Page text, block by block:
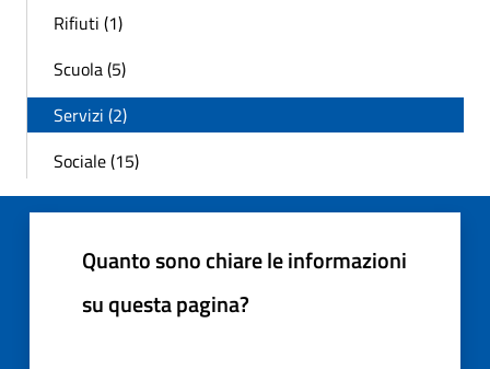
Rifiuti (1)
Scuola (5)
Servizi (2)
Sociale (15)
Quanto sono chiare le informazioni
su questa pagina?